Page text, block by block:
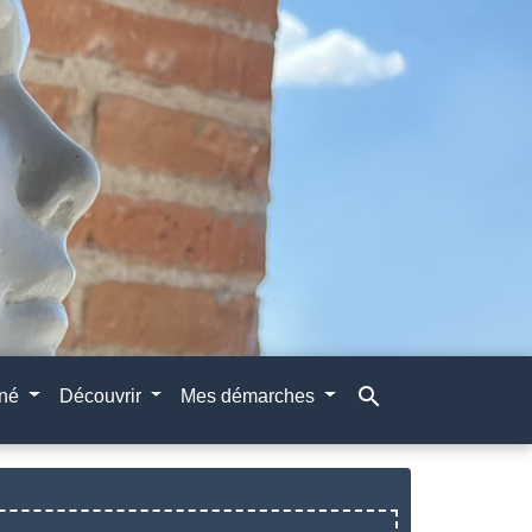
Découvrir Mes démarches search